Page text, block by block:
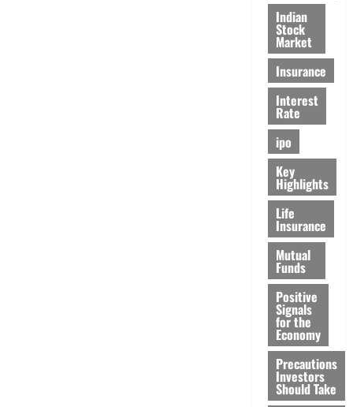
Indian
Stock
Market
Insurance
Interest
Rate
ipo
Key
Highlights
Life
Insurance
Mutual
Funds
Positive
Signals
for the
Economy
Precautions
Investors
Should Take